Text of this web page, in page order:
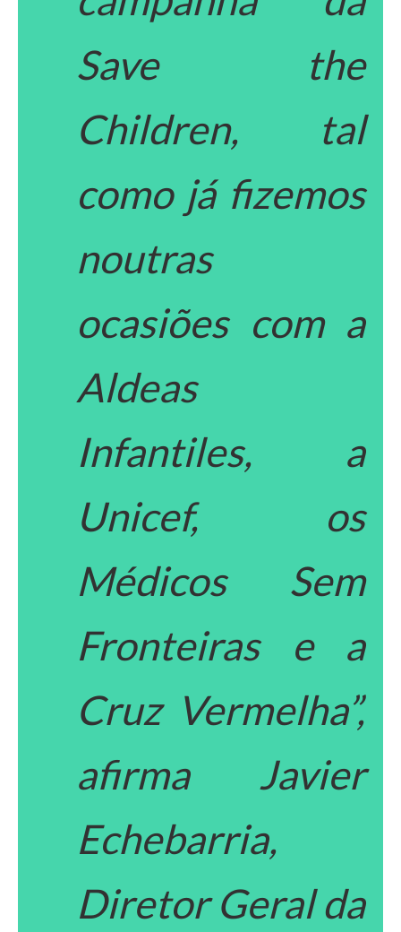
Save the
Children, tal
como já fizemos
noutras
ocasiões com a
Aldeas
Infantiles, a
Unicef, os
Médicos Sem
Fronteiras e a
Cruz Vermelha”,
afirma Javier
Echebarria,
Diretor Geral da